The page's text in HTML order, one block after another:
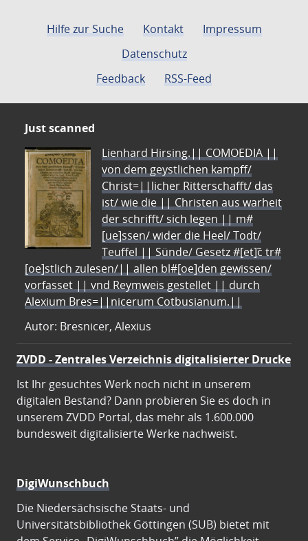
Hilfe zur Suche Kontakt
Impressum
Datenschutz
Feedback
RSS-Feed
Just scanned
Lienhard Hirsing.|| COMOEDIA ||
von dem geystlichen kampff/
Christ=||licher Ritterschafft/ das
ist/ wie die || Christen aus warheit
der schrifft/ sich legen || m#
[ue]ssen/ wider die Heel/ Todt/
Teuffel || Sünde/ Gesetz #[et]c̃ tr#
[oe]stlich zulesen/|| allen bl#[oe]den gewissen/
vorfasset || vnd Reymweis gestellet || durch
Alexium Bres=||nicerum Cotbusianum.||
Autor: Bresnicer, Alexius
ZVDD - Zentrales Verzeichnis digitalisierter Drucke
Ist Ihr gesuchtes Werk noch nicht in unserem
digitalen Bestand? Dann probieren Sie es doch in
unserem ZVDD Portal, das mehr als 1.600.000
bundesweit digitalisierte Werke nachweist.
DigiWunschbuch
Die Niedersächsische Staats- und
Universitätsbibliothek Göttingen (SUB) bietet mit